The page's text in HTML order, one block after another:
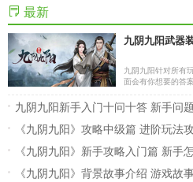
最新
九阴九阳武器
九阴九阳针对所有
面会有你想要的答
武器最好，需注意
备洗练什么属性最
九阴九阳新手入门十问十答 新手问
《九阴九阳》攻略中级篇 进阶玩法
《九阴九阳》新手攻略入门篇 新手
《九阴九阳》背景故事介绍 游戏故